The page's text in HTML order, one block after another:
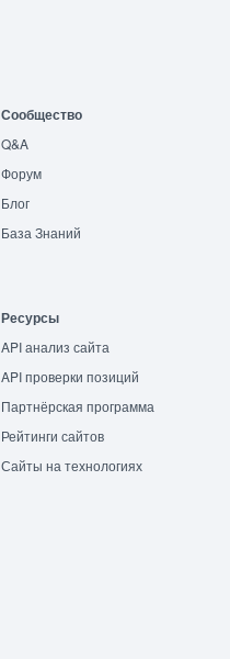
Сообщество
Q&A
Форум
Блог
База Знаний
Ресурсы
API анализ сайта
API проверки позиций
Партнёрская программа
Рейтинги сайтов
Сайты на технологиях